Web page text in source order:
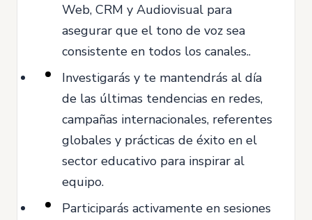
Web, CRM y Audiovisual para
asegurar que el tono de voz sea
consistente en todos los canales..
Investigarás y te mantendrás al día
de las últimas tendencias en redes,
campañas internacionales, referentes
globales y prácticas de éxito en el
sector educativo para inspirar al
equipo.
Participarás activamente en sesiones